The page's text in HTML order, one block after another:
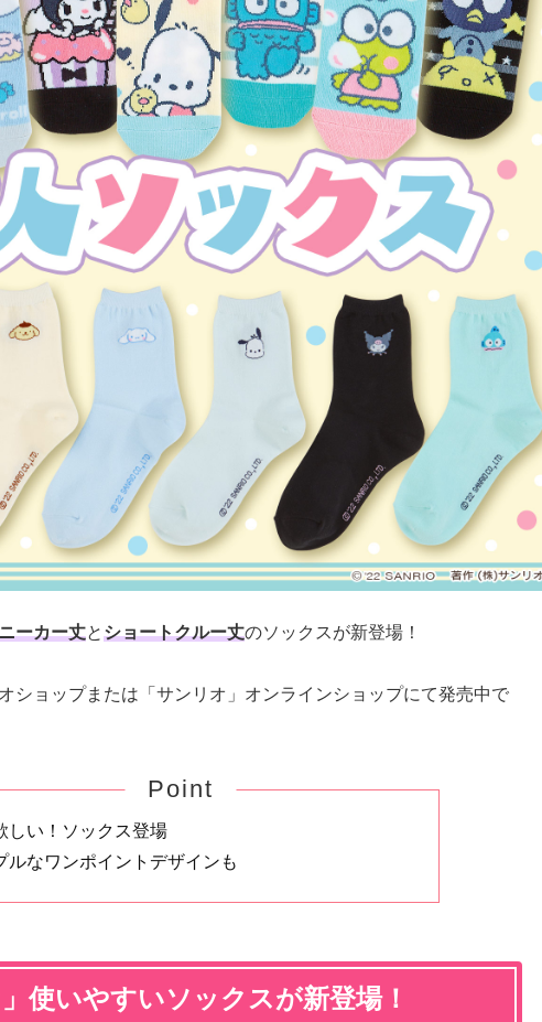
ーカー丈とショートクルー丈のソックスが新登場！
ショップまたは「サンリオ」オンラインショップにて発売中で
Point
しい！ソックス登場
ルなワンポイントデザインも
」使いやすいソックスが新登場！